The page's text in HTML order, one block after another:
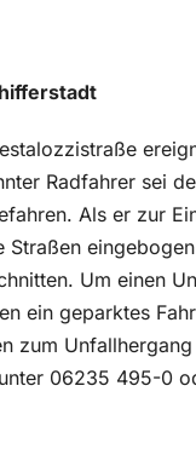
Radfahrer sei
Als er zur
Um einen
ein geparktes
zum
06235 495-0